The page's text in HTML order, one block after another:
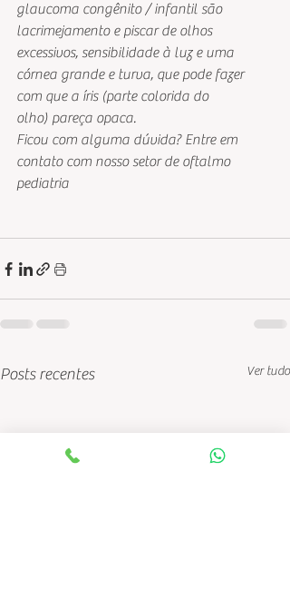
glaucoma congênito / infantil são
lacrimejamento e piscar de olhos
excessivos, sensibilidade à luz e uma
córnea grande e turva, que pode fazer
com que a íris (parte colorida do
olho) pareça opaca.
Ficou com alguma dúvida? Entre em
contato com nosso setor de oftalmo
pediatria
Posts recentes Ver tudo